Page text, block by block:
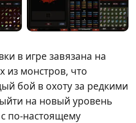
в игре завязана на
из монстров, что
бой в охоту за редкими
на новый уровень
по-настоящему